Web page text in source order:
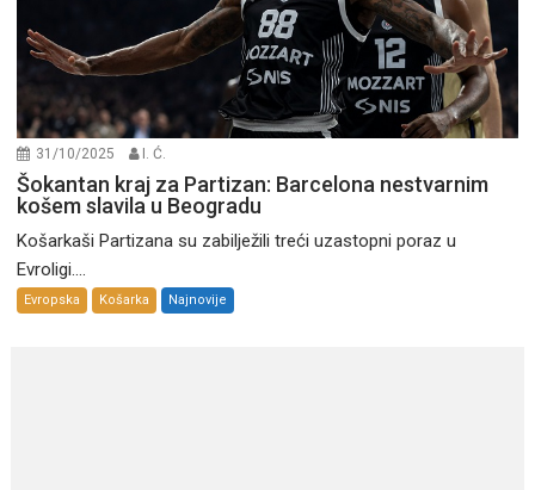
31/10/2025 I. Ć.
Šokantan kraj za Partizan: Barcelona nestvarnim
košem slavila u Beogradu
Košarkaši Partizana su zabilježili treći uzastopni poraz u
Evroligi....
Evropska Košarka Najnovije